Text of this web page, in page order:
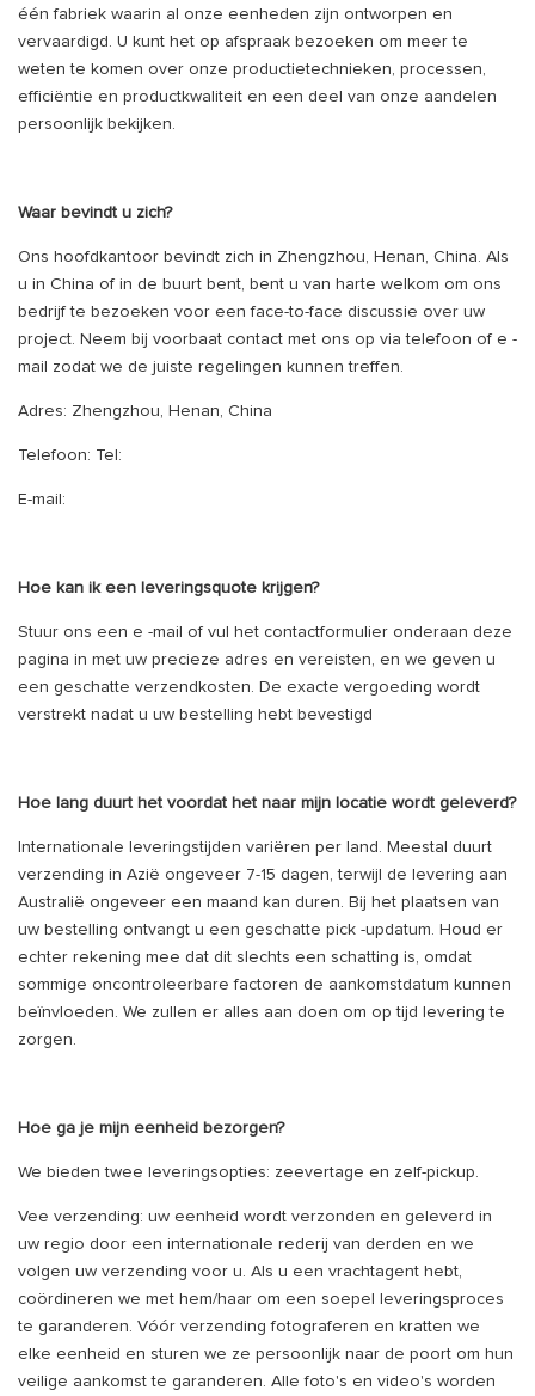
één fabriek waarin al onze eenheden zijn ontworpen en
vervaardigd. U kunt het op afspraak bezoeken om meer te
weten te komen over onze productietechnieken, processen,
efficiëntie en productkwaliteit en een deel van onze aandelen
persoonlijk bekijken.
Waar bevindt u zich?
Ons hoofdkantoor bevindt zich in Zhengzhou, Henan, China. Als
u in China of in de buurt bent, bent u van harte welkom om ons
bedrijf te bezoeken voor een face-to-face discussie over uw
project. Neem bij voorbaat contact met ons op via telefoon of e -
mail zodat we de juiste regelingen kunnen treffen.
Adres: Zhengzhou, Henan, China
Telefoon: Tel:
E-mail:
Hoe kan ik een leveringsquote krijgen?
Stuur ons een e -mail of vul het contactformulier onderaan deze
pagina in met uw precieze adres en vereisten, en we geven u
een geschatte verzendkosten. De exacte vergoeding wordt
verstrekt nadat u uw bestelling hebt bevestigd
Hoe lang duurt het voordat het naar mijn locatie wordt geleverd?
Internationale leveringstijden variëren per land. Meestal duurt
verzending in Azië ongeveer 7-15 dagen, terwijl de levering aan
Australië ongeveer een maand kan duren. Bij het plaatsen van
uw bestelling ontvangt u een geschatte pick -updatum. Houd er
echter rekening mee dat dit slechts een schatting is, omdat
sommige oncontroleerbare factoren de aankomstdatum kunnen
beïnvloeden. We zullen er alles aan doen om op tijd levering te
zorgen.
Hoe ga je mijn eenheid bezorgen?
We bieden twee leveringsopties: zeevertage en zelf-pickup.
Vee verzending: uw eenheid wordt verzonden en geleverd in
uw regio door een internationale rederij van derden en we
volgen uw verzending voor u. Als u een vrachtagent hebt,
coördineren we met hem/haar om een ​​soepel leveringsproces
te garanderen. Vóór verzending fotograferen en kratten we
elke eenheid en sturen we ze persoonlijk naar de poort om hun
veilige aankomst te garanderen. Alle foto's en video's worden